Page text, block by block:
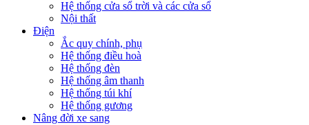
Hệ thống cửa sổ trời và các cửa sổ
Nội thất
Điện
Ắc quy chính, phụ
Hệ thống điều hoà
Hệ thống đèn
Hệ thống âm thanh
Hệ thống túi khí
Hệ thống gương
Nâng đời xe sang